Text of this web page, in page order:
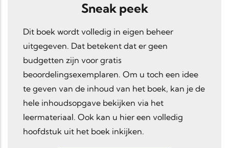
Sneak peek
Dit boek wordt volledig in eigen beheer
uitgegeven. Dat betekent dat er geen
budgetten zijn voor gratis
beoordelingsexemplaren. Om u toch een idee
te geven van de inhoud van het boek, kan je de
hele inhoudsopgave bekijken via het
leermateriaal. Ook kan u hier een volledig
hoofdstuk uit het boek inkijken.